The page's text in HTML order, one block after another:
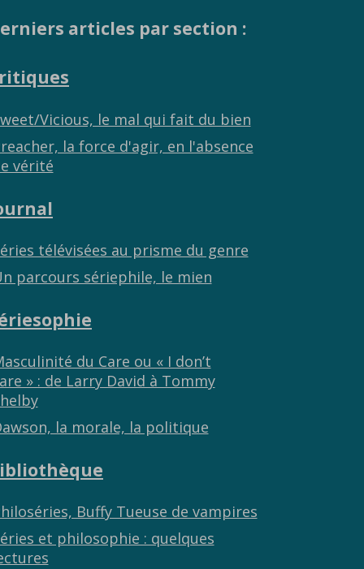
articles par section :
Vicious, le mal qui fait du bien
la force d'agir, en l'absence
vérité
télévisées au prisme du genre
parcours sériephile, le mien
du Care ou « I don’t
» : de Larry David à Tommy
la morale, la politique
Buffy Tueuse de vampires
et philosophie : quelques